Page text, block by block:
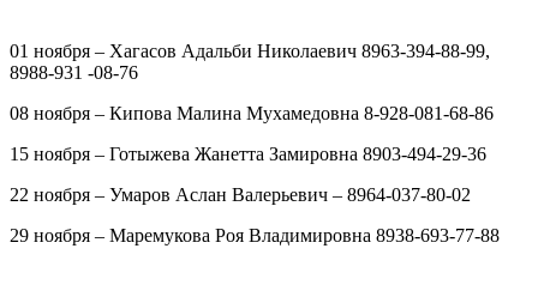
01 ноября – Хагасов Адальби Николаевич 8963-394-88-99,
8988-931 -08-76
08 ноября – Кипова Малина Мухамедовна 8-928-081-68-86
15 ноября – Готыжева Жанетта Замировна 8903-494-29-36
22 ноября – Умаров Аслан Валерьевич – 8964-037-80-02
29 ноября – Маремукова Роя Владимировна 8938-693-77-88